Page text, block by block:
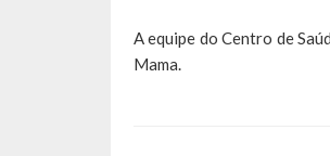
A equipe do Centro de
Mama.